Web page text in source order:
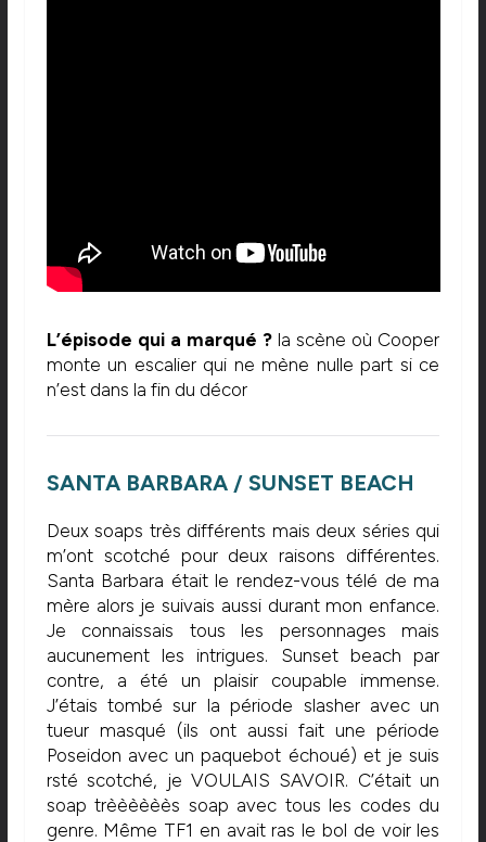
L’épisode qui a marqué ?la scène où Cooper
monte un escalier qui ne mène nulle part si ce
n’est dans la fin du décor
SANTA BARBARA / SUNSET BEACH
Deux soaps très différents mais deux séries qui
m’ont scotché pour deux raisons différentes.
Santa Barbara était le rendez-vous télé de ma
mère alors je suivais aussi durant mon enfance.
Je connaissais tous les personnages mais
aucunement les intrigues. Sunset beach par
contre, a été un plaisir coupable immense.
J’étais tombé sur la période slasher avec un
tueur masqué (ils ont aussi fait une période
Poseidon avec un paquebot échoué) et je suis
rsté scotché, je VOULAIS SAVOIR. C’était un
soap trèèèèèès soap avec tous les codes du
genre. Même TF1 en avait ras le bol de voir les